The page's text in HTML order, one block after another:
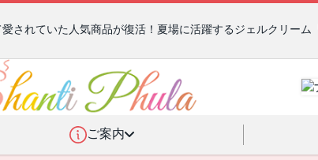
愛されていた人気商品が復活！夏場に活躍するジェルクリー
ご案内